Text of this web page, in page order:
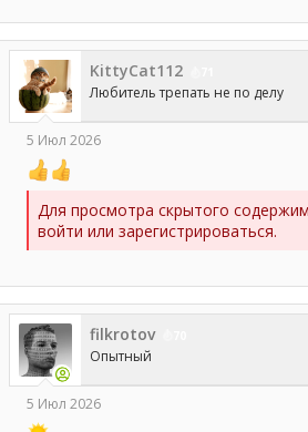
KittyCat112
Любитель трепать не по делу
5 Июл 2026
Для просмотра скрытого
войти или зарегистрироваться.
filkrotov
Опытный
5 Июл 2026